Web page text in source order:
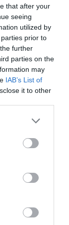
that after your
seeing
utilized by
prior to
further
parties on the
may
IAB’s List of
it to other
de los
del retorno
oscila entre
entre
1.243
millones del
turistas
de euros
ocasiones
a los cambios
bajo
que
sus
marcas de
en la que